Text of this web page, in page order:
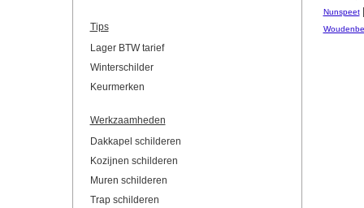
Tips
Lager BTW tarief
Winterschilder
Keurmerken
Werkzaamheden
Dakkapel schilderen
Kozijnen schilderen
Muren schilderen
Trap schilderen
Nunspeet